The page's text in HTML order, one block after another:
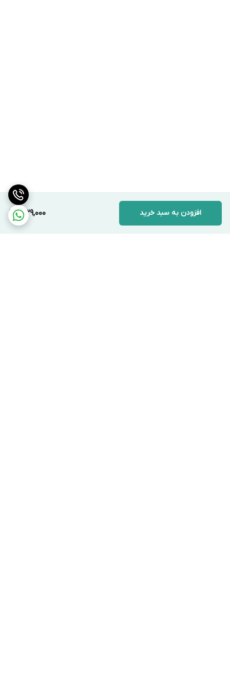
339,000 افزودن به سبد خرید